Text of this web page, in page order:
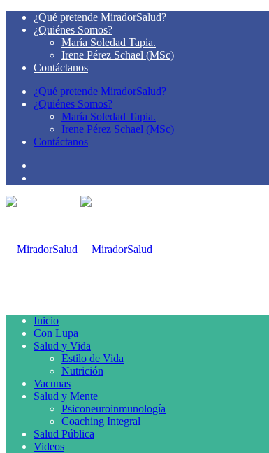
¿Qué pretende MiradorSalud?
¿Quiénes Somos?
María Soledad Tapia.
Irene Pérez Schael (MSc)
Contáctanos
¿Qué pretende MiradorSalud?
¿Quiénes Somos?
María Soledad Tapia.
Irene Pérez Schael (MSc)
Contáctanos
Inicio
Con Lupa
Salud y Vida
Estilo de Vida
Nutrición
Vacunas
Salud y Mente
Psiconeuroinmunología
Coaching Integral
Salud Pública
Videos